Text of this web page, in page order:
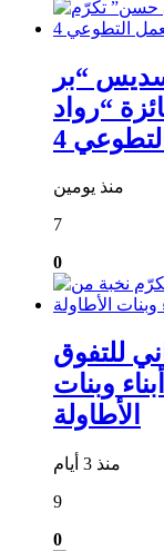
“بر
“رواد
منذ يومين
7
0
للتفوق
وبنات
الأطاولة
منذ 3 أيام
9
0